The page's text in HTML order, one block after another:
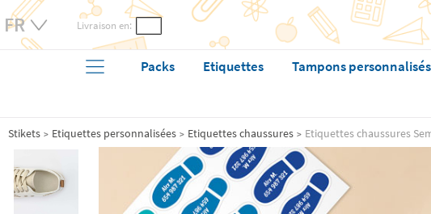
Livraison en:
Packs Etiquettes Tampons personnalisés
Stikets Etiquettes personnalisées Etiquettes chaussures Etiquettes chaussures